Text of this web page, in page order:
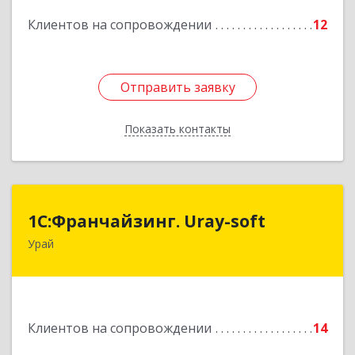
Клиентов на сопровождении 12
Отправить заявку
Показать контакты
Отправить заявку
Назад
1С:Франчайзинг. Uray-soft
Урай
Клиентов на сопровождении 14
1С:Франчайзинг. Uray-soft
628284, Ханты-Мансийский Автономный округ